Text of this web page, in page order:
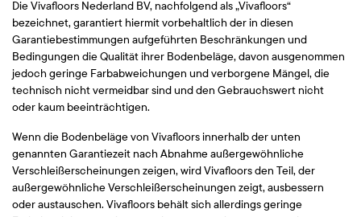
Die Vivafloors Nederland BV, nachfolgend als „Vivafloors“
bezeichnet, garantiert hiermit vorbehaltlich der in diesen
Garantiebestimmungen aufgeführten Beschränkungen und
Bedingungen die Qualität ihrer Bodenbeläge, davon ausgenommen
jedoch geringe Farbabweichungen und verborgene Mängel, die
technisch nicht vermeidbar sind und den Gebrauchswert nicht
oder kaum beeinträchtigen.
Wenn die Bodenbeläge von Vivafloors innerhalb der unten
genannten Garantiezeit nach Abnahme außergewöhnliche
Verschleißerscheinungen zeigen, wird Vivafloors den Teil, der
außergewöhnliche Verschleißerscheinungen zeigt, ausbessern
oder austauschen. Vivafloors behält sich allerdings geringe